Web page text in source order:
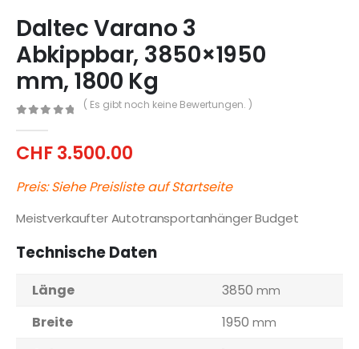
Daltec Varano 3
Abkippbar, 3850×1950
mm, 1800 Kg
( Es gibt noch keine Bewertungen. )
CHF3.500.00
Preis: Siehe Preisliste auf Startseite
Meistverkaufter Autotransportanhänger Budget
Technische Daten
Länge 3850 mm
Breite 1950 mm